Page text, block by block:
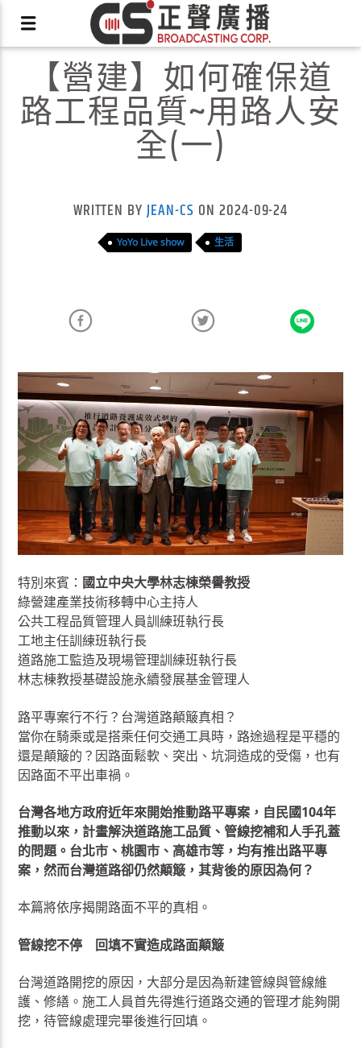
【營建】如何確保道
路工程品質~用路人安
全(一)
WRITTEN BYJEAN-CS ON 2024-09-24
YoYo Live show 生活
特別來賓： 國立中央大學林志棟榮譽教授
綠營建產業技術移轉中心主持人
公共工程品質管理人員訓練班執行長
工地主任訓練班執行長
道路施工監造及現場管理訓練班執行長
林志棟教授基礎設施永續發展基金管理人
路平專案行不行？台灣道路顛簸真相？
當你在騎乘或是搭乘任何交通工具時，路途過程是平穩的
還是顛簸的？因路面鬆軟、突出、坑洞造成的受傷，也有
因路面不平出車禍。
台灣各地方政府近年來開始推動路平專案，自民國104年
推動以來，計畫解決道路施工品質、管線挖補和人手孔蓋
的問題。台北市、桃園市、高雄市等，均有推出路平專
案，然而台灣道路卻仍然顛簸，其背後的原因為何？
本篇將依序揭開路面不平的真相。
管線挖不停 回填不實造成路面顛簸
台灣道路開挖的原因，大部分是因為新建管線與管線維
護、修繕。施工人員首先得進行道路交通的管理才能夠開
挖，待管線處理完畢後進行回填。